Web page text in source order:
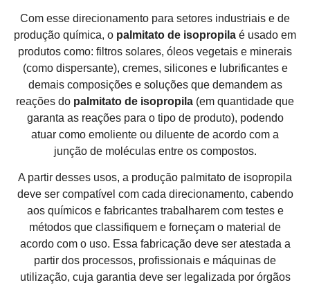
Com esse direcionamento para setores industriais e de
produção química, o palmitato de isopropila é usado em
produtos como: filtros solares, óleos vegetais e minerais
(como dispersante), cremes, silicones e lubrificantes e
demais composições e soluções que demandem as
reações do palmitato de isopropila (em quantidade que
garanta as reações para o tipo de produto), podendo
atuar como emoliente ou diluente de acordo com a
junção de moléculas entre os compostos.
A partir desses usos, a produção palmitato de isopropila
deve ser compatível com cada direcionamento, cabendo
aos químicos e fabricantes trabalharem com testes e
métodos que classifiquem e forneçam o material de
acordo com o uso. Essa fabricação deve ser atestada a
partir dos processos, profissionais e máquinas de
utilização, cuja garantia deve ser legalizada por órgãos